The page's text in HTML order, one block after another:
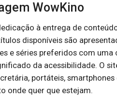
WowKino
à entrega de
disponíveis são
e séries preferidos com uma
da acessibilidade. O
portáteis, smartphones
onde quer que estejam.